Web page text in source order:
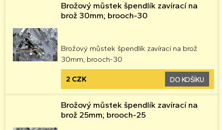
Brožový můstek špendlík zavírací na
brož 30mm; brooch-30
Brožový můstek špendlík zavírací na brož
30mm; brooch-30
2 CZK DO KOŠÍKU
Brožový můstek špendlík zavírací na
brož 25mm; brooch-25